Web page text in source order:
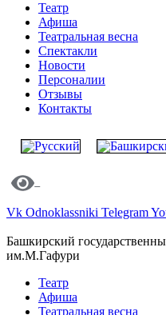
Театр
Афиша
Театральная весна
Спектакли
Новости
Персоналии
Отзывы
Контакты
Vk Odnoklassniki Telegram
Башкирский
им.М.Гафури
Театр
Афиша
Театральная весна